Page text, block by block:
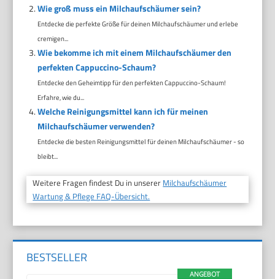
Wie groß muss ein Milchaufschäumer sein?
Entdecke die perfekte Größe für deinen Milchaufschäumer und erlebe
cremigen...
Wie bekomme ich mit einem Milchaufschäumer den
perfekten Cappuccino-Schaum?
Entdecke den Geheimtipp für den perfekten Cappuccino-Schaum!
Erfahre, wie du...
Welche Reinigungsmittel kann ich für meinen
Milchaufschäumer verwenden?
Entdecke die besten Reinigungsmittel für deinen Milchaufschäumer - so
bleibt...
Weitere Fragen findest Du in unserer Milchaufschäumer
Wartung & Pflege FAQ-Übersicht.
BESTSELLER
ANGEBOT